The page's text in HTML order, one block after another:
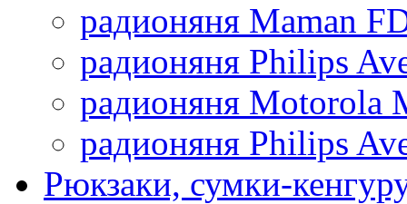
радионяня Maman
радионяня Philips
радионяня Motorola
радионяня Philips
Рюкзаки, сумки-